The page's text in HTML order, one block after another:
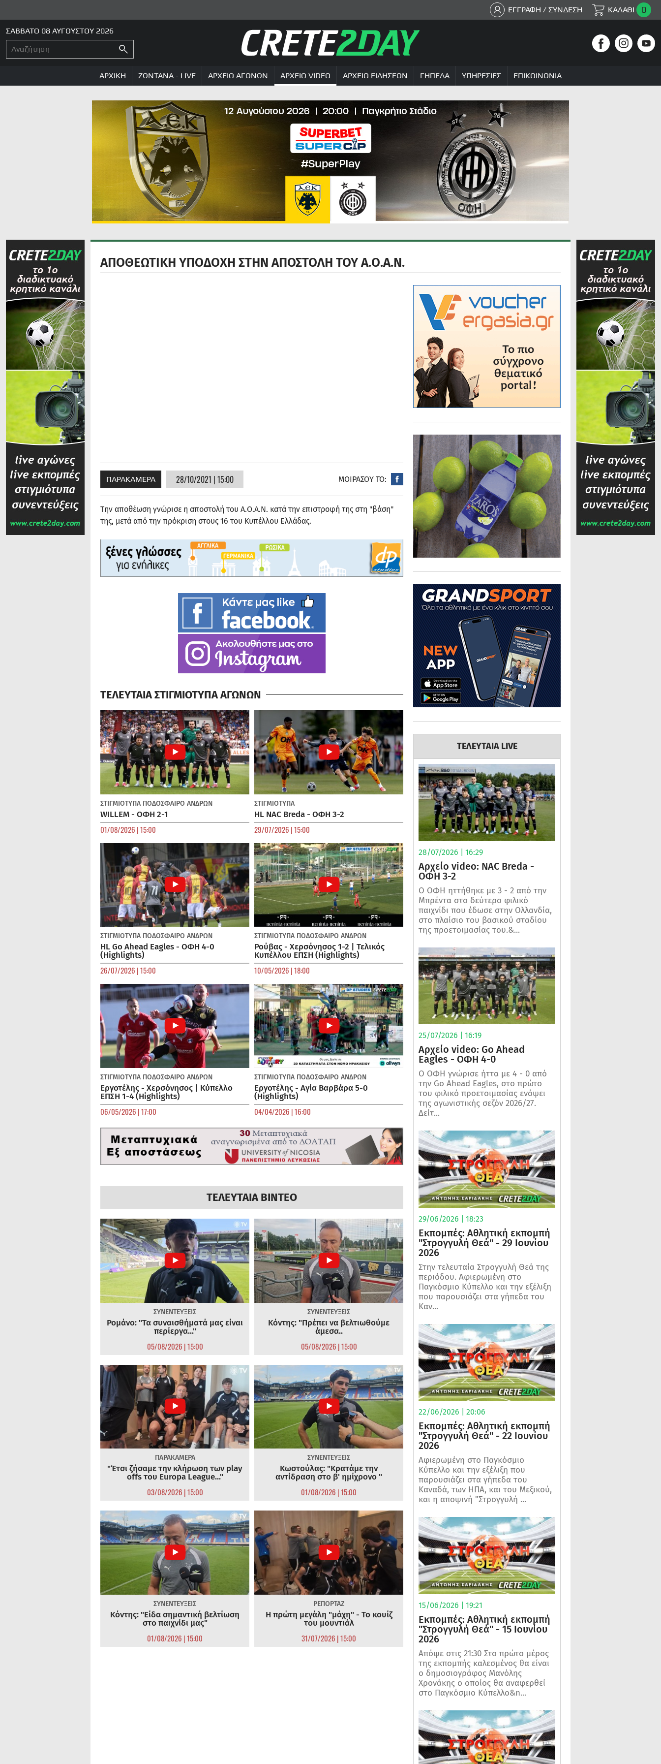
ΕΓΓΡΑΦΗ / ΣΥΝΔΕΣΗ ΚΑΛΑΘΙ 0
ΣΑΒΒΑΤΟ 08 ΑΥΓΟΥΣΤΟΥ 2026
ΑΡΧΙΚΗ ΖΩΝΤΑΝΑ - LIVE ΑΡΧΕΙΟ ΑΓΩΝΩΝ ΑΡΧΕΙΟ VIDEO ΑΡΧΕΙΟ ΕΙΔΗΣΕΩΝ ΓΗΠΕΔΑ ΥΠΗΡΕΣΙΕΣ ΕΠΙΚΟΙΝΩΝΙΑ
ΑΠΟΘΕΩΤΙΚΗ ΥΠΟΔΟΧΗ ΣΤΗΝ ΑΠΟΣΤΟΛΗ ΤΟΥ Α.Ο.Α.Ν.
ΠΑΡΑΚΑΜΕΡΑ 28/10/2021 | 15:00 ΜΟΙΡΑΣΟΥ ΤΟ:
Την αποθέωση γνώρισε η αποστολή του Α.Ο.Α.Ν. κατά την επιστροφή της στη "βάση"
της, μετά από την πρόκριση στους 16 του Κυπέλλου Ελλάδας.
ΤΕΛΕΥΤΑΙΑ ΣΤΙΓΜΙΟΤΥΠΑ ΑΓΩΝΩΝ
ΣΤΙΓΜΙΟΤΥΠΑ ΠΟΔΌΣΦΑΙΡΟ ΑΝΔΡΏΝ
WILLEM - ΟΦΗ 2-1
01/08/2026 | 15:00
ΣΤΙΓΜΙΟΤΥΠΑ
HL NAC Breda - ΟΦΗ 3-2
29/07/2026 | 15:00
ΣΤΙΓΜΙΟΤΥΠΑ ΠΟΔΌΣΦΑΙΡΟ ΑΝΔΡΏΝ
HL Go Ahead Eagles - ΟΦΗ 4-0
(Highlights)
26/07/2026 | 15:00
ΣΤΙΓΜΙΟΤΥΠΑ ΠΟΔΌΣΦΑΙΡΟ ΑΝΔΡΏΝ
Ρούβας - Χερσόνησος 1-2 | Τελικός
Κυπέλλου ΕΠΣΗ (Highlights)
10/05/2026 | 18:00
ΣΤΙΓΜΙΟΤΥΠΑ ΠΟΔΌΣΦΑΙΡΟ ΑΝΔΡΏΝ
Εργοτέλης - Χερσόνησος | Κύπελλο
ΕΠΣΗ 1-4 (Highlights)
06/05/2026 | 17:00
ΣΤΙΓΜΙΟΤΥΠΑ ΠΟΔΌΣΦΑΙΡΟ ΑΝΔΡΏΝ
Εργοτέλης - Αγία Βαρβάρα 5-0
(Highlights)
04/04/2026 | 16:00
ΤΕΛΕΥΤΑΙΑ ΒΙΝΤΕΟ
ΣΥΝΕΝΤΕΥΞΕΙΣ
Ρομάνο: "Τα συναισθήματά μας είναι
περίεργα..."
05/08/2026 | 15:00
ΣΥΝΕΝΤΕΥΞΕΙΣ
Κόντης: "Πρέπει να βελτιωθούμε
άμεσα..
05/08/2026 | 15:00
ΠΑΡΑΚΑΜΕΡΑ
"Έτσι ζήσαμε την κλήρωση των play
offs του Europa League..."
03/08/2026 | 15:00
ΣΥΝΕΝΤΕΥΞΕΙΣ
Κωστούλας: "Κρατάμε την
αντίδραση στο β' ημίχρονο "
01/08/2026 | 15:00
ΣΥΝΕΝΤΕΥΞΕΙΣ
Κόντης: "Είδα σημαντική βελτίωση
στο παιχνίδι μας"
01/08/2026 | 15:00
ΡΕΠΟΡΤΑΖ
Η πρώτη μεγάλη "μάχη" - Το κουίζ
του μουντιάλ
31/07/2026 | 15:00
ΤΕΛΕΥΤΑΙΑ LIVE
28/07/2026 | 16:29
Αρχείο video: NAC Breda -
ΟΦΗ 3-2
Ο ΟΦΗ ηττήθηκε με 3 - 2 από την
Μπρέντα στο δεύτερο φιλικό
παιχνίδι που έδωσε στην Ολλανδία,
στο πλαίσιο του βασικού σταδίου
της προετοιμασίας του.&...
25/07/2026 | 16:19
Αρχείο video: Go Ahead
Eagles - ΟΦΗ 4-0
Ο ΟΦΗ γνώρισε ήττα με 4 - 0 από
την Go Ahead Eagles, στο πρώτο
του φιλικό προετοιμασίας ενόψει
της αγωνιστικής σεζόν 2026/27.
Δείτ...
29/06/2026 | 18:23
Εκπομπές: Αθλητική εκπομπή
"Στρογγυλή Θεά" - 29 Ιουνίου
2026
Στην τελευταία Στρογγυλή Θεά της
περιόδου. Αφιερωμένη στο
Παγκόσμιο Κύπελλο και την εξέλιξη
που παρουσιάζει στα γήπεδα του
Καν...
22/06/2026 | 20:06
Εκπομπές: Αθλητική εκπομπή
"Στρογγυλή Θεά" - 22 Ιουνίου
2026
Αφιερωμένη στο Παγκόσμιο
Κύπελλο και την εξέλιξη που
παρουσιάζει στα γήπεδα του
Καναδά, των ΗΠΑ, και του Μεξικού,
και η αποψινή "Στρογγυλή ...
15/06/2026 | 19:21
Εκπομπές: Αθλητική εκπομπή
"Στρογγυλή Θεά" - 15 Ιουνίου
2026
Απόψε στις 21:30 Στο πρώτο μέρος
της εκπομπής καλεσμένος θα είναι
ο δημοσιογράφος Μανόλης
Χρονάκης ο οποίος θα αναφερθεί
στο Παγκόσμιο Κύπελλο&n...